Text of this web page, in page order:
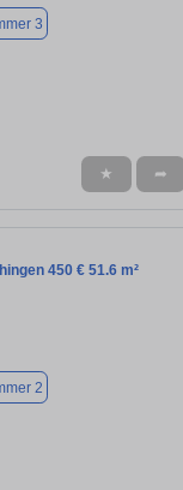
3
★ ➦
450 € 51.6 m²
2